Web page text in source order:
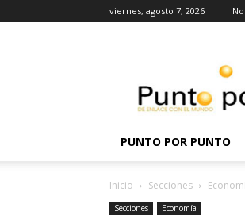
viernes, agosto 7, 2026
PUNTO POR PUNTO
Inicio Secciones
Secciones Economía